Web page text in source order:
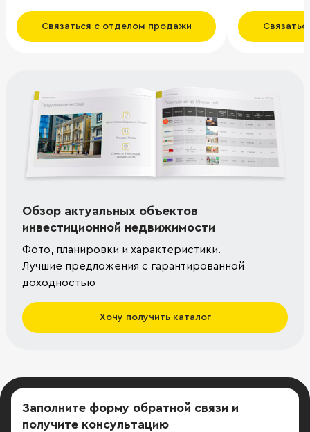
Связаться с отделом продажи
НДС
Обзор актуальных объектов
инвестиционной недвижимости
Фото, планировки и характеристики.
Лучшие предложения с гарантированной
доходностью
Хочу получить каталог
Заполните форму обратной связи и
получите консультацию